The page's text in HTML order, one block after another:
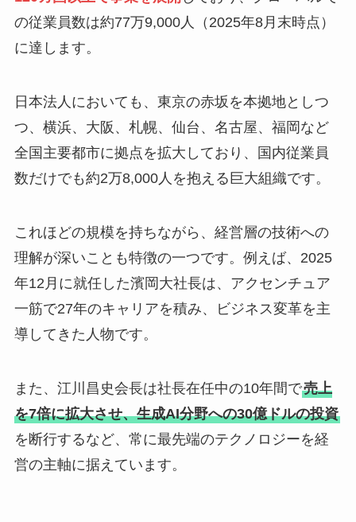
の従業員数は約77万9,000人（2025年8月末時点）
に達します。
日本法人においても、東京の赤坂を本拠地としつ
つ、横浜、大阪、札幌、仙台、名古屋、福岡など
全国主要都市に拠点を拡大しており、国内従業員
数だけでも約2万8,000人を抱える巨大組織です。
これほどの規模を持ちながら、経営層の技術への
理解が深いことも特徴の一つです。例えば、2025
年12月に就任した濱岡大社長は、アクセンチュア
一筋で27年のキャリアを積み、ビジネス変革を主
導してきた人物です。
また、江川昌史会長は社長在任中の10年間で売上
を7倍に拡大させ、生成AI分野への30億ドルの投資
を断行するなど、常に最先端のテクノロジーを経
営の主軸に据えています。